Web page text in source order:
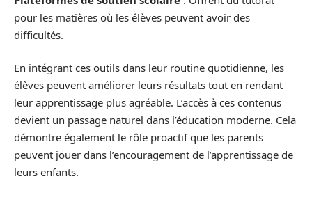
pour les matières où les élèves peuvent avoir des
difficultés.
En intégrant ces outils dans leur routine quotidienne, les
élèves peuvent améliorer leurs résultats tout en rendant
leur apprentissage plus agréable. L’accès à ces contenus
devient un passage naturel dans l’éducation moderne. Cela
démontre également le rôle proactif que les parents
peuvent jouer dans l’encouragement de l’apprentissage de
leurs enfants.